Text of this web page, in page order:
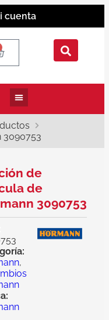
cuenta
3090753
de
de
3090753
,